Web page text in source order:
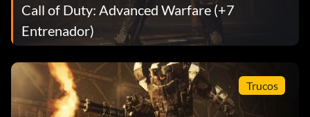
Call of Duty: Advanced Warfare (+7
Entrenador)
Trucos